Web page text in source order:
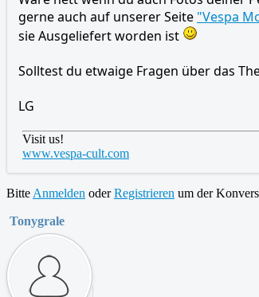
gerne auch auf unserer Seite "Vespa
sie Ausgeliefert worden ist
Solltest du etwaige Fragen über das
LG
Visit us!
www.vespa-cult.com
Bitte Anmelden oderRegistrieren um der
Tonygrale